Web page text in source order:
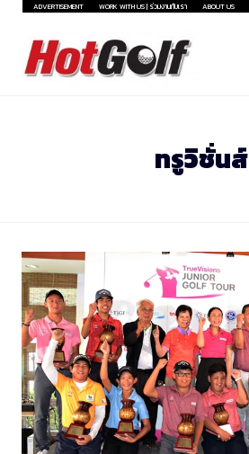
Skip
content
ADVERTISEMENT WORK WITH US | ร่วมงานกับเรา ABOUT US
ทรูวิชั่นส์